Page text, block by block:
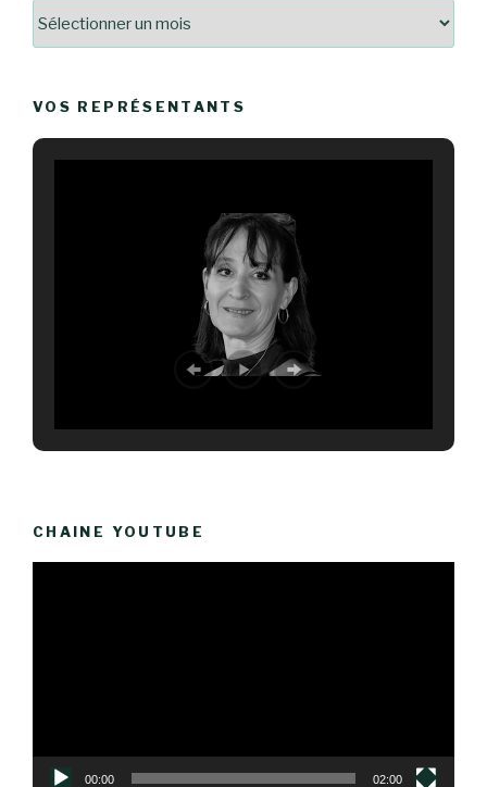
VOS REPRÉSENTANTS
CHAINE YOUTUBE
00:00 02:00